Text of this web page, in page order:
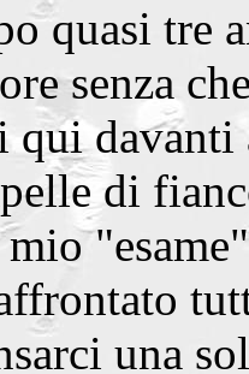
quasi tre
senza
qui
di
una